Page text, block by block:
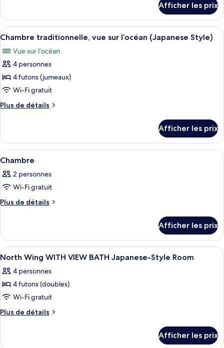
Chambre,
vue
sur
l’océan
(Private
Onsen)
Chambre,
vue
sur
(Private
Onsen)
Afficher les prix
Afficher
toutes
les
photos
pour
ce
type
de
Chambre
traditionnelle,
vue
sur
l’océan
(Japanese
Style)
Une pièce avec une grande fenêtre
3
Chambre traditionnelle, vue sur l’océan (Japanese Style)
Vue sur l’océan
4 personnes
4 futons (jumeaux)
Wi-Fi gratuit
Plus de détails
Plus
Chambre
traditionnelle,
vue
l’océan
(Japanese
Afficher les prix
Afficher
toutes
les
photos
pour
de
chambre :
Chambre
Une pièce de style japonais
1
Chambre
2 personnes
Wi-Fi gratuit
Plus de détails
Plus
Chambre
Afficher les prix
Afficher
toutes
les
photos
pour
ce
chambre :
Minibar, coffre-fort, bureau, accès au
1
North Wing WITH VIEW BATH Japanese-Style Room
4 personnes
4 futons (doubles)
Wi-Fi gratuit
Plus de détails
Plus
Afficher les prix